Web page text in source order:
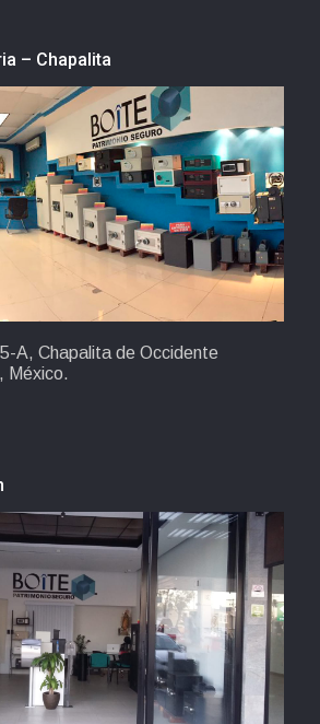
– Chapalita
A, Chapalita de Occidente
México.